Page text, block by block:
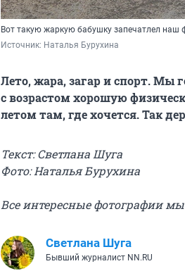
Вот такую жаркую бабушку запечатлел наш
Источник: Наталья Бурухина
Лето, жара, загар и спорт. Мы
с возрастом хорошую
летом там, где хочется. Так
Текст: Светлана Шуга
Фото: Наталья Бурухина
Все интересные фотографии
Светлана Шуга
Бывший журналист NN.RU